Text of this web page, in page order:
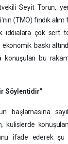
Seyit Torun,
(TMO) fındık alım
iddialara çok sert
baskı
konuşulan bu
Söylentidir"
başlamasına
kulislerde
ifade ederek şu